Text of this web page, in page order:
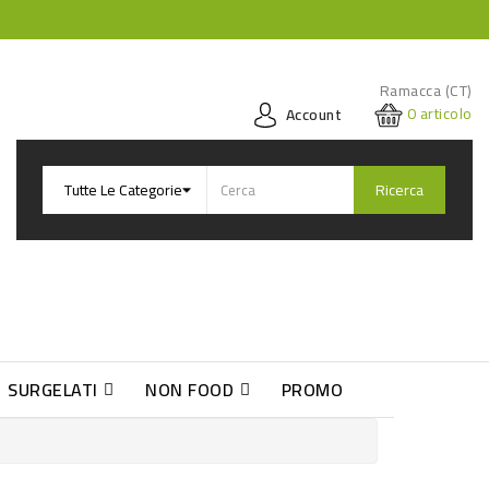
Ramacca (CT)
Account
0articolo
Ricerca
SURGELATI NON FOOD PROMO